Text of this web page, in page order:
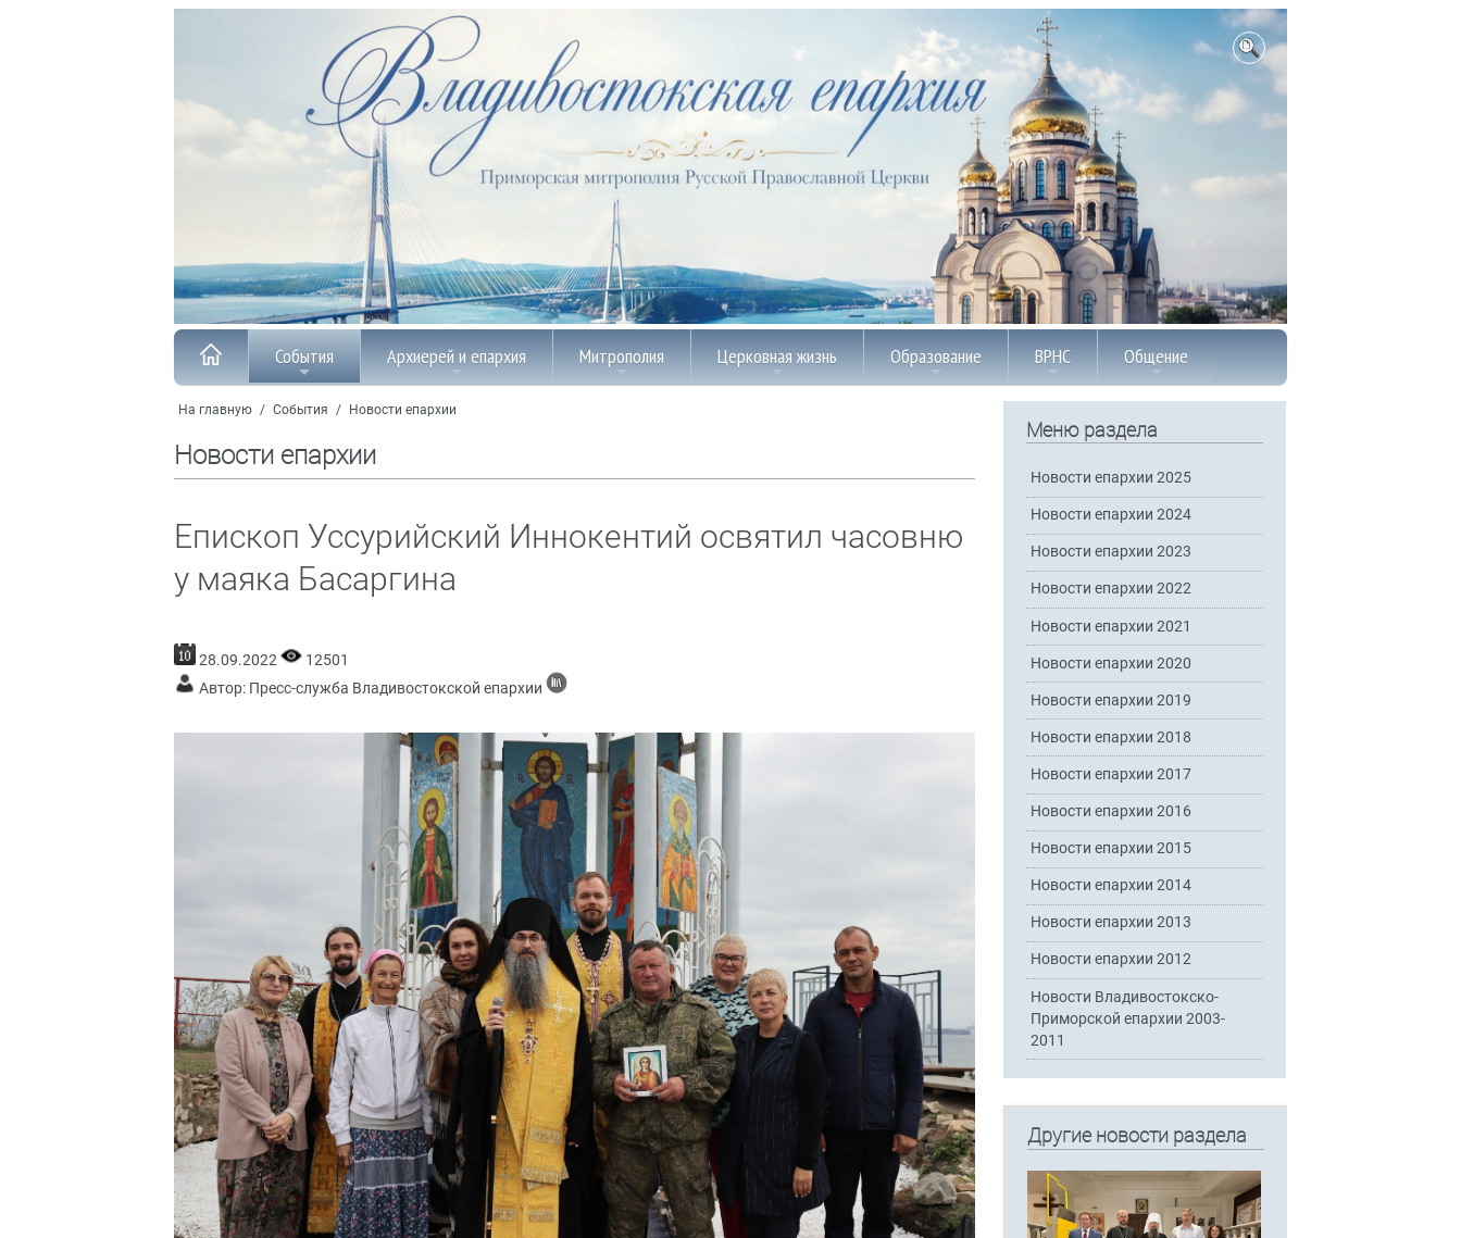
События Архиерей и епархия Митрополия Церковная жизнь Образование ВРНС Общение
На главную / События / Новости епархии
Новости епархии
Епископ Уссурийский Иннокентий освятил часовню
у маяка Басаргина
28.09.2022
12501
Автор: Пресс-служба Владивостокской епархии
Меню раздела
Новости епархии 2025
Новости епархии 2024
Новости епархии 2023
Новости епархии 2022
Новости епархии 2021
Новости епархии 2020
Новости епархии 2019
Новости епархии 2018
Новости епархии 2017
Новости епархии 2016
Новости епархии 2015
Новости епархии 2014
Новости епархии 2013
Новости епархии 2012
Новости Владивостокско-
Приморской епархии 2003-
2011
Другие новости раздела